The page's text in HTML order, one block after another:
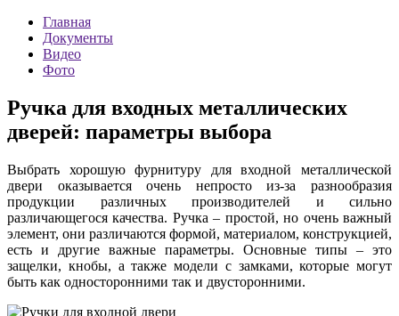
Главная
Документы
Видео
Фото
Ручка для входных металлических
дверей: параметры выбора
Выбрать хорошую фурнитуру для входной металлической
двери оказывается очень непросто из-за разнообразия
продукции различных производителей и сильно
различающегося качества. Ручка – простой, но очень важный
элемент, они различаются формой, материалом, конструкцией,
есть и другие важные параметры. Основные типы – это
защелки, кнобы, а также модели с замками, которые могут
быть как односторонними так и двусторонними.